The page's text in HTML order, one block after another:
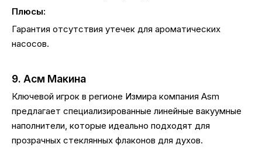
Плюсы:
Гарантия отсутствия утечек для ароматических
насосов.
9. Асм Макина
Ключевой игрок в регионе Измира компания Asm
предлагает специализированные линейные вакуумные
наполнители, которые идеально подходят для
прозрачных стеклянных флаконов для духов.